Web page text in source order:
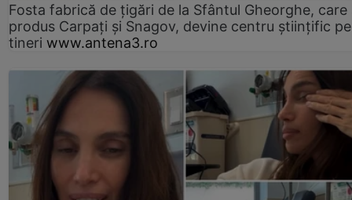
Fosta fabrică de țigări de la Sfântul Gheorghe, care
produs Carpați și Snagov, devine centru științific
tineri www.antena3.ro